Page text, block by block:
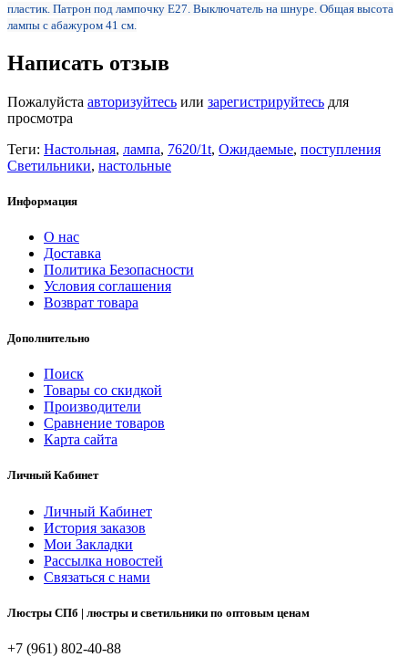
пластик. Патрон под лампочку Е27. Выключатель на шнуре. Общая высота
лампы с абажуром 41 см.
Написать отзыв
Пожалуйста авторизуйтесь или зарегистрируйтесь для
просмотра
Теги: Настольная, лампа, 7620/1t, Ожидаемые, поступления
Светильники, настольные
Информация
О нас
Доставка
Политика Безопасности
Условия соглашения
Возврат товара
Дополнительно
Поиск
Товары со скидкой
Производители
Сравнение товаров
Карта сайта
Личный Кабинет
Личный Кабинет
История заказов
Мои Закладки
Рассылка новостей
Связаться с нами
Люстры СПб | люстры и светильники по оптовым ценам
+7 (961) 802-40-88